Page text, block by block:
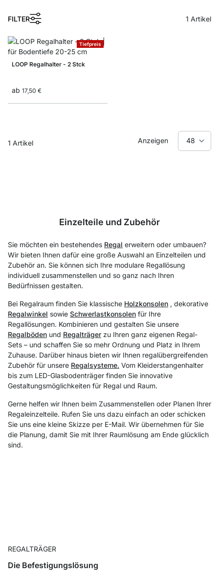
FILTER
1
1 Artikel
Tiefpreis
LOOP Regalhalter - 2 Stck
ab 17,50 €
1 Artikel Anzeigen
Einzelteile und Zubehör
Sie möchten ein bestehendes Regal erweitern oder umbauen?
Wir bieten Ihnen dafür eine große Auswahl an Einzelteilen und
Zubehör an. Sie können sich Ihre modulare Regallösung
individuell zusammenstellen und so ganz nach Ihren
Bedürfnissen gestalten.
Bei Regalraum finden Sie klassische Holzkonsolen , dekorative
Regalwinkel sowie Schwerlastkonsolen für Ihre
Regallösungen. Kombinieren und gestalten Sie unsere
Regalböden und Regalträger zu Ihren ganz eigenen Regal-
Sets – und schaffen Sie so mehr Ordnung und Platz in Ihrem
Zuhause. Darüber hinaus bieten wir Ihnen regalübergreifenden
Zubehör für unsere Regalsysteme. Vom Kleiderstangenhalter
bis zum LED-Glasbodenträger finden Sie innovative
Gestaltungsmöglichkeiten für Regal und Raum.
Gerne helfen wir Ihnen beim Zusammenstellen oder Planen Ihrer
Regaleinzelteile. Rufen Sie uns dazu einfach an oder schicken
Sie uns eine kleine Skizze per E-Mail. Wir übernehmen für Sie
die Planung, damit Sie mit Ihrer Raumlösung am Ende glücklich
sind.
REGALTRÄGER
Die Befestigungslösung